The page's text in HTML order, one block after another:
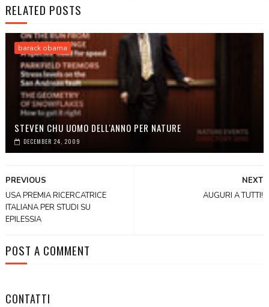
RELATED POSTS
barack obama
STEVEN CHU UOMO DELL'ANNO PER NATURE
DECEMBER 24, 2009
NEXT
AUGURI A TUTTI!
PREVIOUS
USA PREMIA RICERCATRICE
ITALIANA PER STUDI SU
EPILESSIA
POST A COMMENT
CONTATTI